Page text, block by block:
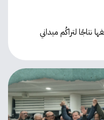
في أراضي الـ 48 بوصفها نتاجًا لتراكُم ميداني